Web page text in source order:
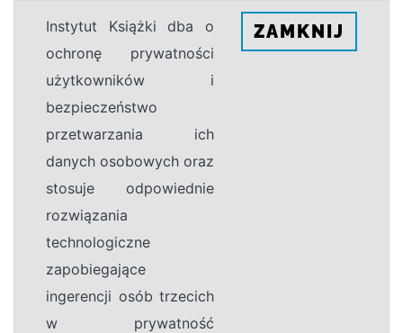
Instytut Książki dba o
ochronę prywatności
użytkowników i
bezpieczeństwo
przetwarzania ich
danych osobowych oraz
stosuje odpowiednie
rozwiązania
technologiczne
zapobiegające
ingerencji osób trzecich
w prywatność
ZAMKNIJ